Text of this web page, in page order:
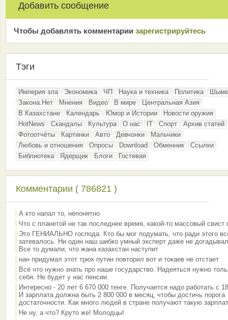
Добавить сообщение
Чтобы добавлять комментарии зарeгиcтрирyйтeсь
Тэги
Империя зла Экономика ЧП Наука и техника Политика
Закона.Нет
Мнения Видео В мире
Центральная Азия
В Казахстане
Календарь Юмор и Истории
Новости оружия
HotNews
Скандалы Культура О нас IT Спорт
Архив статей
Фотоотчёты
Картинки Авто Девчонки
Мальчики
Любовь и отношения
Опросы Download Обменник
Ссылки
Библиотека
Ядерщик Блоги Гостевая
Комментарии ( 786821 )
А кто напал то, непонятно
Что с планетой не так последнее время, какой-то массовый свист
Это ГЕНИАЛЬНО господа. Кто бы мог подумать, что ради этого
затевалось. Ни один наш шибко умный эксперт даже не
Все то думали, что жана казахстан наступит
нан придумал этот трюк путин повторил вот и токаев не отстает
Всё что нужно знать про наше государство. Надеяться нужно
себя. Не будет у нас пенсии.
Интересно - 20 лет 6 670 000 тенге. Получается надо работать с
И зарплата должна быть 2 800 000 в месяц, чтобы достичь порога
достаточности. Как много людей в стране получают такую
Не ну, а что? Круто же! Молодцы!